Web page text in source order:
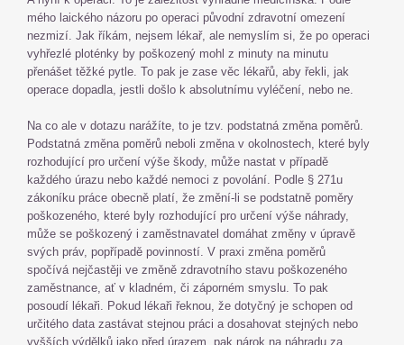
mého laického názoru po operaci původní zdravotní omezení
nezmizí. Jak říkám, nejsem lékař, ale nemyslím si, že po operaci
vyhřezlé ploténky by poškozený mohl z minuty na minutu
přenášet těžké pytle. To pak je zase věc lékařů, aby řekli, jak
operace dopadla, jestli došlo k absolutnímu vyléčení, nebo ne.
Na co ale v dotazu narážíte, to je tzv. podstatná změna poměrů.
Podstatná změna poměrů neboli změna v okolnostech, které byly
rozhodující pro určení výše škody, může nastat v případě
každého úrazu nebo každé nemoci z povolání. Podle § 271u
zákoníku práce obecně platí, že změní-li se podstatně poměry
poškozeného, které byly rozhodující pro určení výše náhrady,
může se poškozený i zaměstnavatel domáhat změny v úpravě
svých práv, popřípadě povinností. V praxi změna poměrů
spočívá nejčastěji ve změně zdravotního stavu poškozeného
zaměstnance, ať v kladném, či záporném smyslu. To pak
posoudí lékaři. Pokud lékaři řeknou, že dotyčný je schopen od
určitého data zastávat stejnou práci a dosahovat stejných nebo
vyšších výdělků jako před úrazem, pak nárok na náhradu za